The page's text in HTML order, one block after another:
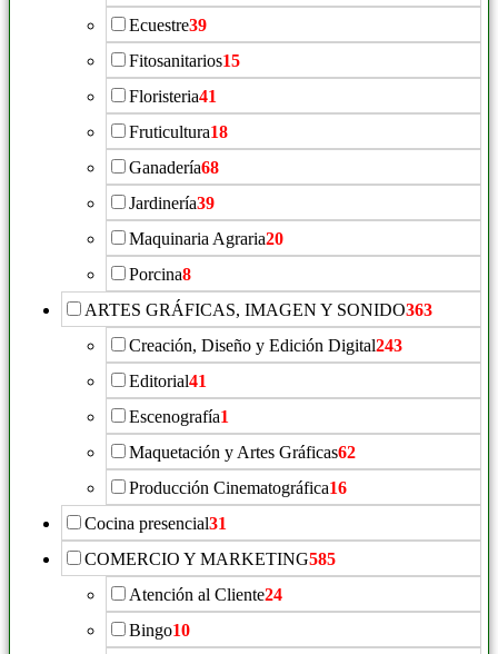
Ecuestre39
Fitosanitarios15
Floristeria41
Fruticultura18
Ganadería68
Jardinería39
Maquinaria Agraria20
Porcina8
ARTES GRÁFICAS, IMAGEN Y SONIDO363
Creación, Diseño y Edición Digital243
Editorial41
Escenografía1
Maquetación y Artes Gráficas62
Producción Cinematográfica16
Cocina presencial31
COMERCIO Y MARKETING585
Atención al Cliente24
Bingo10